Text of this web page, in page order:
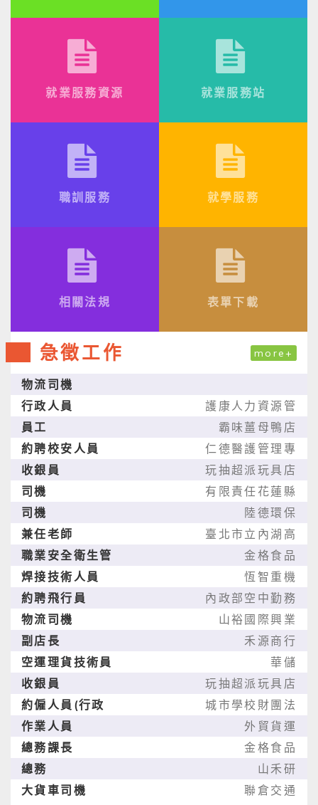
就業服務資源 就業服務站
職訓服務 就學服務
相關法規 表單下載
急徵工作 more+
物流司機
行政人員
護康人力資源管
員工
霸味薑母鴨店
約聘校安人員
仁德醫護管理專
收銀員
玩抽超派玩具店
司機
有限責任花蓮縣
司機
陸德環保
兼任老師
臺北市立內湖高
職業安全衛生管
金格食品
焊接技術人員
恆智重機
約聘飛行員
內政部空中勤務
物流司機
山裕國際興業
副店長
禾源商行
空運理貨技術員
華儲
收銀員
玩抽超派玩具店
約僱人員(行政
城市學校財團法
作業人員
外貿貨運
總務課長
金格食品
總務
山禾研
大貨車司機
聯倉交通